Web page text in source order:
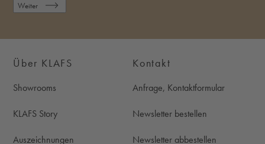
Weiter
Über KLAFS
Showrooms
KLAFS Story
Auszeichnungen
Kontakt
Anfrage, Kontaktformular
Newsletter bestellen
Newsletter abbestellen